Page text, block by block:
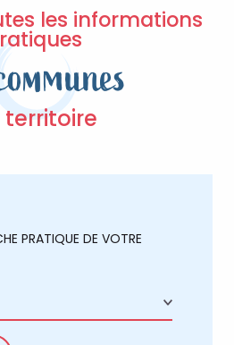
les informations
PRATIQUE DE VOTRE